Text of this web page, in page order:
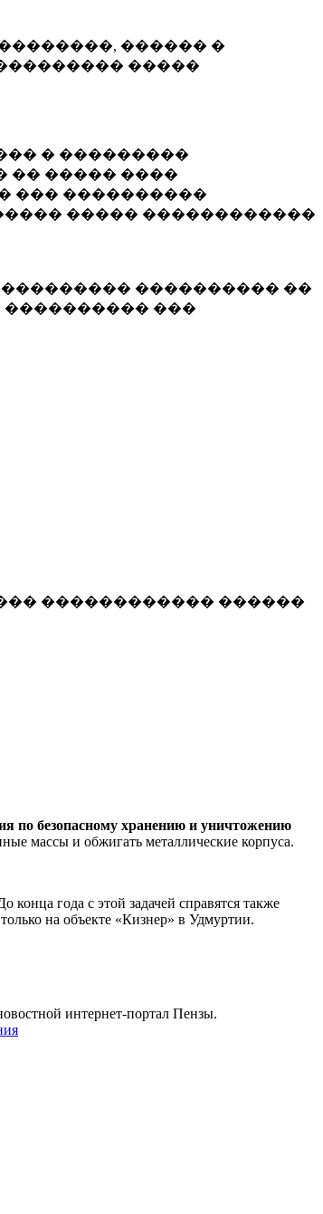
������ �
�����
� ���������
�� ����� ����
��� ����������
����� ������������
���������� ��
���������� ���
������������ ������
по безопасному хранению и уничтожению
массы и обжигать металлические корпуса.
года с этой задачей справятся также
на объекте «Кизнер» в Удмуртии.
интернет-портал Пензы.